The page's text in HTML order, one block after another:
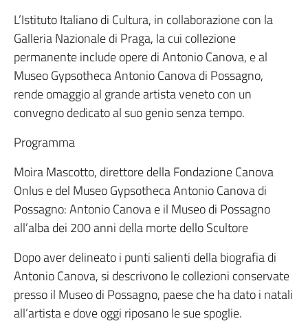
L’Istituto Italiano di Cultura, in collaborazione con la
Galleria Nazionale di Praga, la cui collezione
permanente include opere di Antonio Canova, e al
Museo Gypsotheca Antonio Canova di Possagno,
rende omaggio al grande artista veneto con un
convegno dedicato al suo genio senza tempo.
Programma
Moira Mascotto, direttore della Fondazione Canova
Onlus e del Museo Gypsotheca Antonio Canova di
Possagno: Antonio Canova e il Museo di Possagno
all’alba dei 200 anni della morte dello Scultore
Dopo aver delineato i punti salienti della biografia di
Antonio Canova, si descrivono le collezioni conservate
presso il Museo di Possagno, paese che ha dato i natali
all’artista e dove oggi riposano le sue spoglie.